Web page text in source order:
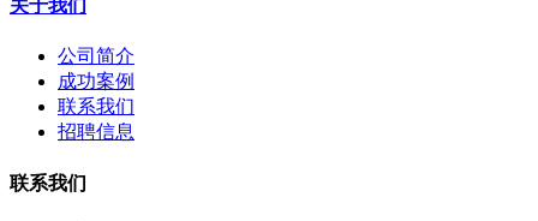
关于我们
公司简介
成功案例
联系我们
招聘信息
联系我们